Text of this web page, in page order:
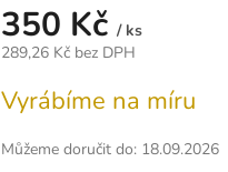
350 Kč / ks
289,26 Kč bez DPH
cena:
Vyrábíme na míru
Můžeme doručit do: 18.09.2026